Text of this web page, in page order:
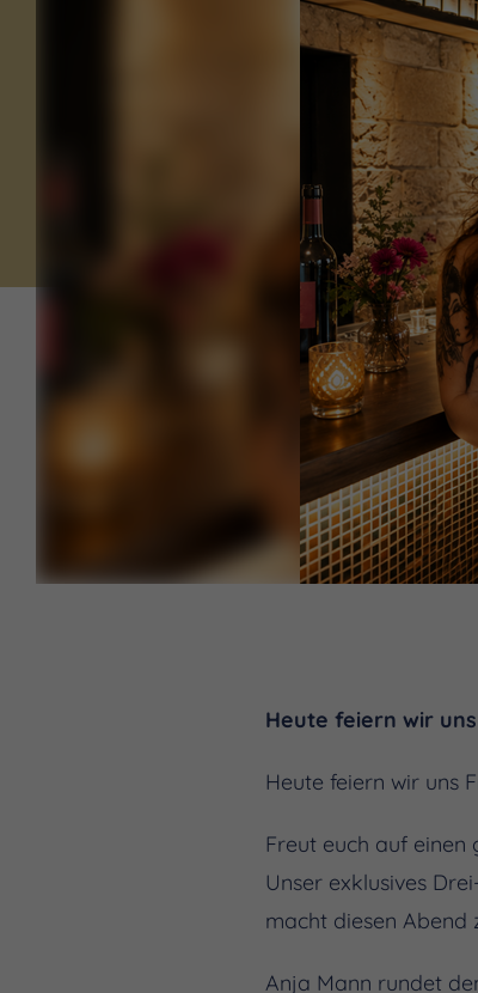
Heute feiern wir
Heute feiern wir uns
Freut euch auf einen
Unser exklusives
macht diesen Abend
Anja Mann rundet